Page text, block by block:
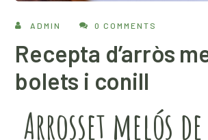
ADMIN 0 COMMENTS
Recepta d’arròs
bolets i conill
Arrosset melós